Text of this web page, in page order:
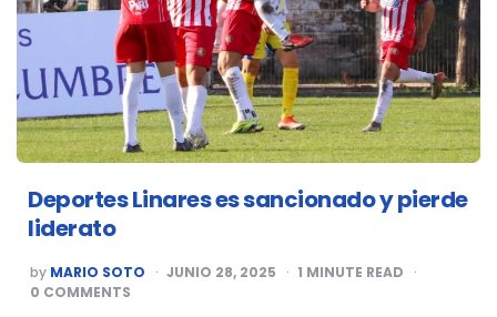
Deportes Linares es sancionado y pierde
liderato
POSTED
BY
by MARIO SOTO JUNIO 28, 2025 1 MINUTE READ
0 COMMENTS